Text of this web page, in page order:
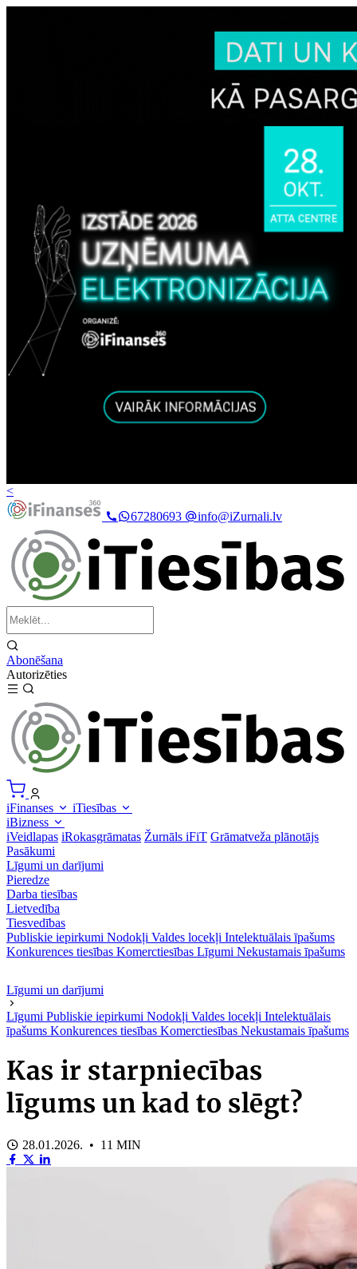
<
67280693
info@iZurnali.lv
Abonēšana
Autorizēties
iFinanses
iTiesības
iBizness
iVeidlapas iRokasgrāmatas Žurnāls iFiT Grāmatveža plānotājs
Pasākumi
Līgumi un darījumi
Pieredze
Darba tiesības
Lietvedība
Tiesvedības
Publiskie iepirkumi Nodokļi Valdes locekļi Intelektuālais īpašums
Konkurences tiesības Komerctiesības Līgumi Nekustamais īpašums
Līgumi un darījumi
Līgumi Publiskie iepirkumi Nodokļi Valdes locekļi Intelektuālais
īpašums Konkurences tiesības Komerctiesības Nekustamais īpašums
Kas ir starpniecības
līgums un kad to slēgt?
28.01.2026. • 11 MIN